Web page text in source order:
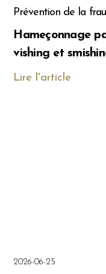
Prévention de la
Hameçonnage
vishing et
Lire l'article
2026-06-25